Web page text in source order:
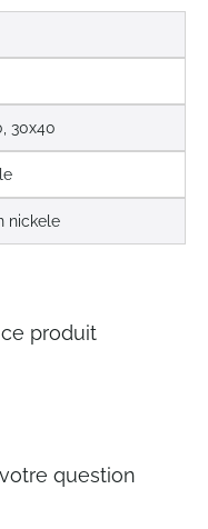
30x40
nickele
produit
question